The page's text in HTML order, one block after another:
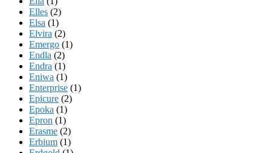
Elles (2)
Elsa (1)
Elvira (2)
Emergo (1)
Endla (2)
Endra (1)
Eniwa (1)
Enterprise (1)
Epicure (2)
Epoka (1)
Epron (1)
Erasme (2)
Erbium (1)